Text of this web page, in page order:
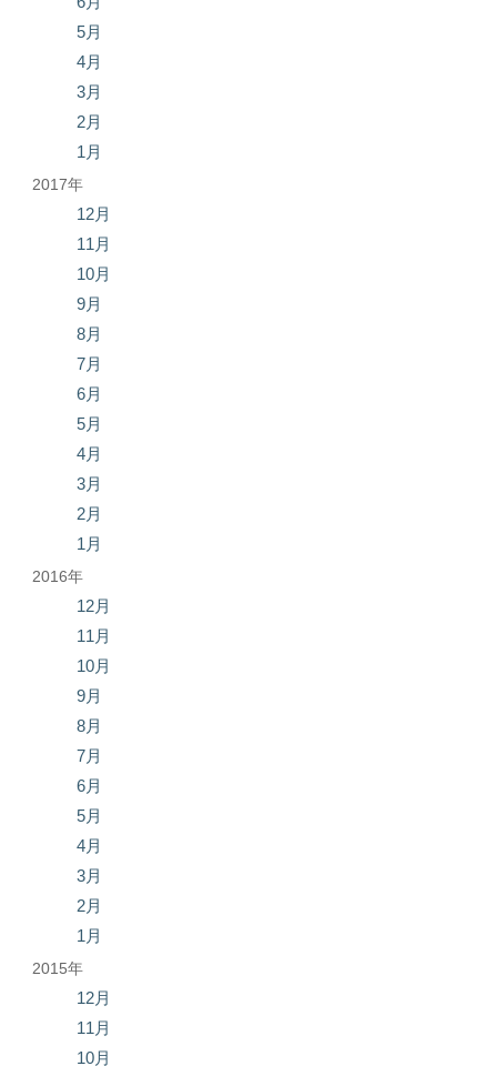
5月
4月
3月
2月
1月
2017年
12月
11月
10月
9月
8月
7月
6月
5月
4月
3月
2月
1月
2016年
12月
11月
10月
9月
8月
7月
6月
5月
4月
3月
2月
1月
2015年
12月
11月
10月